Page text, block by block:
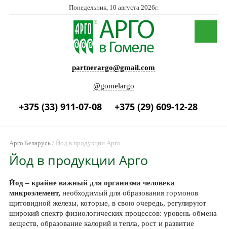
Понедельник, 10 августа 2026г.
partnerargo@gmail.com
@gomelargo
+375 (33) 911-07-08 +375 (29) 609-12-28
Арго Беларусь/ Йод в продукции Арго
Йод в продукции Арго
Йод – крайне важный для организма человека
микроэлемент, необходимый для образования гормонов
щитовидной железы, которые, в свою очередь, регулируют
широкий спектр физиологических процессов: уровень обмена
веществ, образование калорий и тепла, рост и развитие